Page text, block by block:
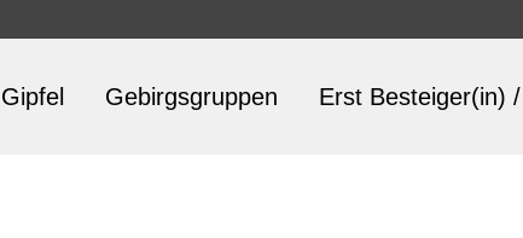
Gipfel Gebirgsgruppen Erst Besteiger(in)